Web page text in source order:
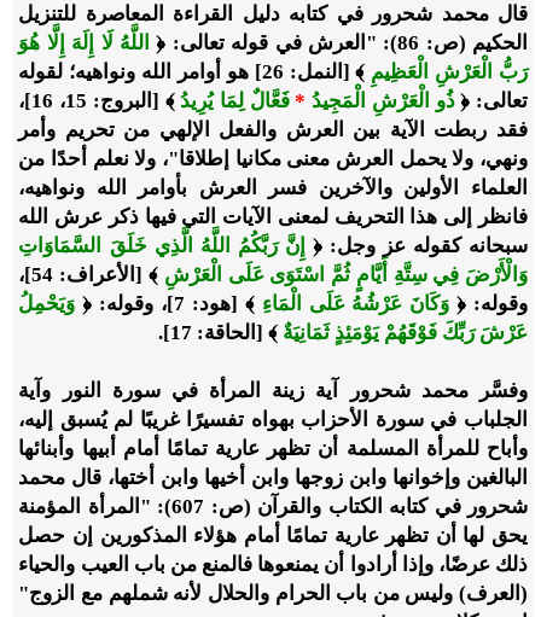
قال محمد شحرور في كتابه دليل القراءة المعاصرة للتنزيل
الحكيم (ص: 86): "العرش في قوله تعالى: ﴿
اللَّهُ لَا إِلَهَ إِلَّا هُوَ
رَبُّ الْعَرْشِ الْعَظِيمِ
﴾ [النمل: 26] هو أوامر الله ونواهيه؛ لقوله
تعالى: ﴿ذُو الْعَرْشِ الْمَجِيدُ *فَعَّالٌ لِمَا يُرِيدُ
﴾ [البروج: 15، 16]،
فقد ربطت الآية بين العرش والفعل الإلهي من تحريم وأمر
ونهي، ولا يحمل العرش معنى مكانيا إطلاقا"، ولا نعلم أحدًا من
العلماء الأولين والآخرين فسر العرش بأوامر الله ونواهيه،
فانظر إلى هذا التحريف لمعنى الآيات التي فيها ذكر عرش الله
سبحانه كقوله عز وجل: ﴿ إِنَّ رَبَّكُمُ اللَّهُ الَّذِي خَلَقَ السَّمَاوَاتِ
وَالْأَرْضَ فِي سِتَّةِ أَيَّامٍ ثُمَّ اسْتَوَى عَلَى الْعَرْشِ
﴾ [الأعراف: 54]،
وقوله: ﴿ وَكَانَ عَرْشُهُ عَلَى الْمَاءِ ﴾ [هود: 7]، وقوله: ﴿
وَيَحْمِلُ
عَرْشَ رَبِّكَ فَوْقَهُمْ يَوْمَئِذٍ ثَمَانِيَةٌ ﴾ [الحاقة: 17].
وفسَّر محمد شحرور آية زينة المرأة في سورة النور وآية
الجلباب في سورة الأحزاب بهواه تفسيرًا غريبًا لم يُسبق إليه،
وأباح للمرأة المسلمة أن تظهر عارية تمامًا أمام أبيها وأبنائها
البالغين وإخوانها وابن زوجها وابن أخيها وابن أختها، قال محمد
شحرور في كتابه الكتاب والقرآن (ص: 607): "المرأة المؤمنة
يحق لها أن تظهر عارية تمامًا أمام هؤلاء المذكورين إن حصل
ذلك عرضًا، وإذا أرادوا أن يمنعوها فالمنع من باب العيب والحياء
(العرف) وليس من باب الحرام والحلال لأنه شملهم مع الزوج"